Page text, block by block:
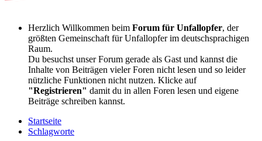
Herzlich Willkommen beim Forum für Unfallopfer, der
größten Gemeinschaft für Unfallopfer im deutschsprachigen
Raum.
Du besuchst unser Forum gerade als Gast und kannst die
Inhalte von Beiträgen vieler Foren nicht lesen und so leider
nützliche Funktionen nicht nutzen. Klicke auf
"Registrieren" damit du in allen Foren lesen und eigene
Beiträge schreiben kannst.
Startseite
Schlagworte